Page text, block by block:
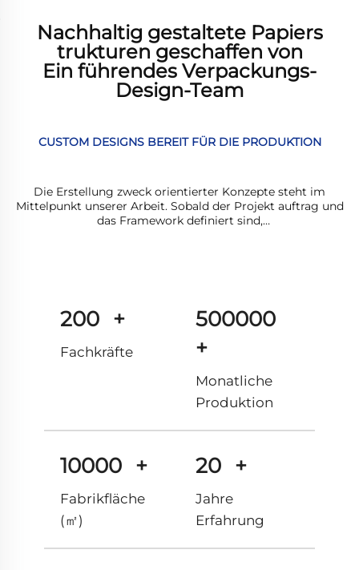
Nachhaltig gestaltete Papiers
trukturen geschaffen von
Ein führendes Verpackungs-
Design-Team
CUSTOM DESIGNS BEREIT FÜR DIE PRODUKTION
Die Erstellung zweck orientierter Konzepte steht im
Mittelpunkt unserer Arbeit. Sobald der Projekt auftrag und
das Framework definiert sind,
200 +
Fachkräfte
500000
+
Monatliche
Produktion
10000 +
Fabrikfläche
(㎡)
20 +
Jahre
Erfahrung